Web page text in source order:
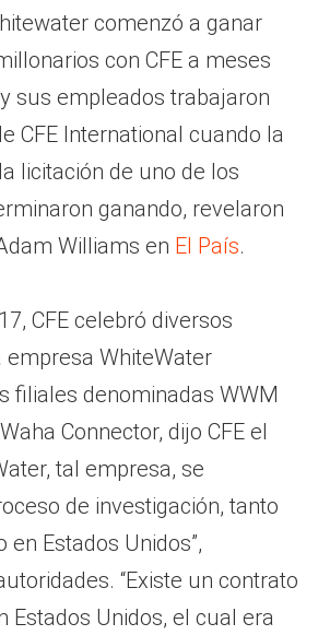
comenzó a ganar
con CFE a meses
sus empleados trabajaron
CFE International cuando la
licitación de uno de los
ganando, revelaron
Williams en El País.
CFE celebró diversos
WhiteWater
filiales denominadas WWM
Connector, dijo CFE el
tal empresa, se
de investigación, tanto
Estados Unidos”,
“Existe un contrato
Estados Unidos, el cual era